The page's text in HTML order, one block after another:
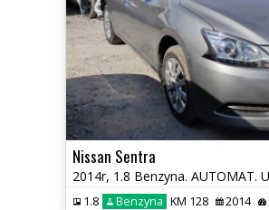
Nissan Sentra
1.8 Benzyna KM 128 2014